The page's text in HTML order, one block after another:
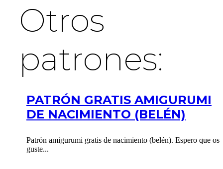
Otros
patrones:
PATRÓN GRATIS AMIGURUMI
DE NACIMIENTO (BELÉN)
Patrón amigurumi gratis de nacimiento (belén). Espero que os
guste...